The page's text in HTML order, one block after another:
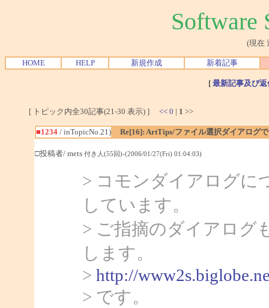
Software
(現在
HOME HELP 新規作成 新着記事
[ 最新記事及び
[ トピック内全30記事(21-30 表示) ] << 0 | 1 >>
■1234/ inTopicNo.21) Re[16]: ArtTips/ファイル選択ダイアログ
□投稿者/ mets 付き人(55回)-(2006/01/27(Fri) 01:04:03)
> コモンダイアログに
しています。
> ご指摘のダイアログ
します。
> http://
> です。